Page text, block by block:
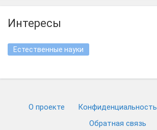
Интересы
Естественные науки
О проекте Конфиденциальность
Обратная связь